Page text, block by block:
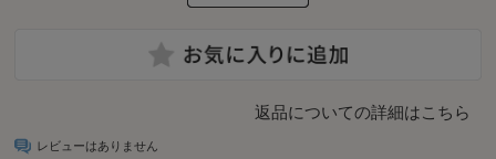
返品についての詳細はこちら
レビューはありません